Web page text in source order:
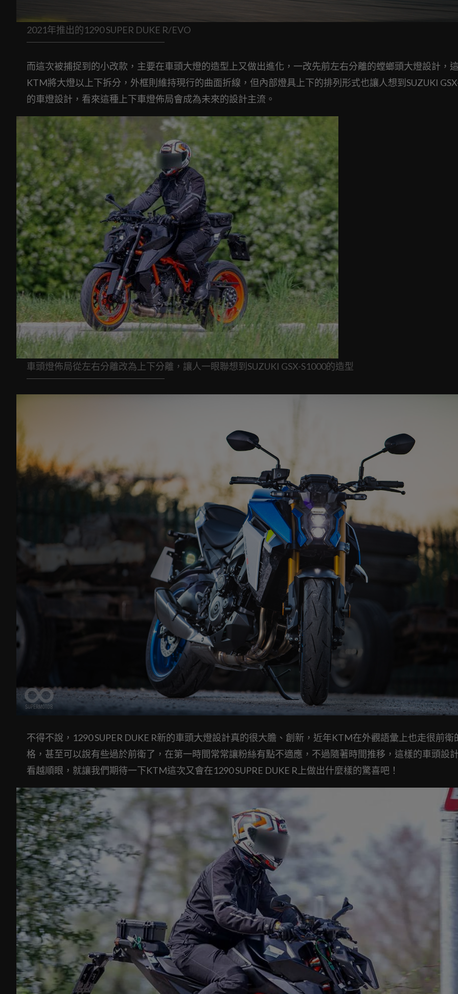
2021年推出的1290 SUPER DUKE R/EVO
而這次被捕捉到的小改款，主要在車頭大燈的造型上又做出進化，一改先前左右分離的螳螂頭大燈設計，
KTM將大燈以上下拆分，外框則維持現行的曲面折線，但內部燈具上下的排列形式也讓人想到SUZUKI
的車燈設計，看來這種上下車燈佈局會成為未來的設計主流。
車頭燈佈局從左右分離改為上下分離，讓人一眼聯想到SUZUKI GSX-S1000的造型
不得不說，1290 SUPER DUKE R新的車頭大燈設計真的很大膽、創新，近年KTM在外觀語彙上也走很前衛
格，甚至可以說有些過於前衛了，在第一時間常常讓粉絲有點不適應，不過隨著時間推移，這樣的車頭設
看越順眼，就讓我們期待一下KTM這次又會在1290 SUPRE DUKE R上做出什麼樣的驚喜吧！